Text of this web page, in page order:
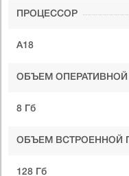
ПРОЦЕССОР
A18
ОБЪЕМ ОПЕРАТИВНОЙ
8 Гб
ОБЪЕМ ВСТРОЕННОЙ
128 Гб